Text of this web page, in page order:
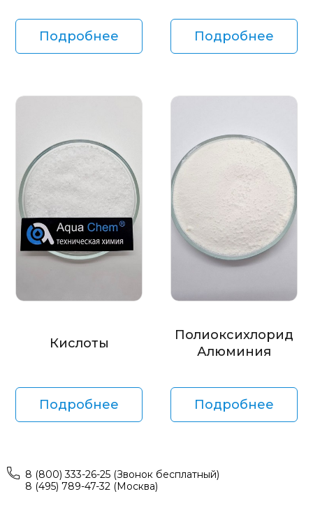
Подробнее Подробнее
Кислоты
Подробнее
Полиоксихлорид
Алюминия
Подробнее
8 (800) 333-26-25 (Звонок бесплатный)
8 (495) 789-47-32 (Москва)